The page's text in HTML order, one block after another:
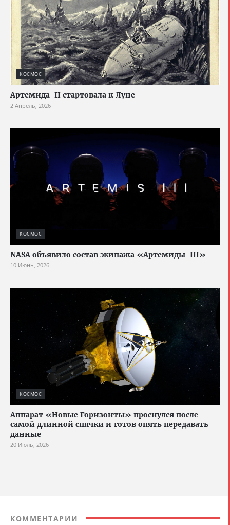
КОСМОС
Артемида-II стартовала к Луне
2 Апрель, 2026
КОСМОС
NASA объявило состав экипажа «Артемиды-III»
10 Июнь, 2026
КОСМОС
Аппарат «Новые Горизонты» проснулся после
самой длинной спячки и готов опять передавать
данные
20 Июль, 2026
КОММЕНТАРИИ